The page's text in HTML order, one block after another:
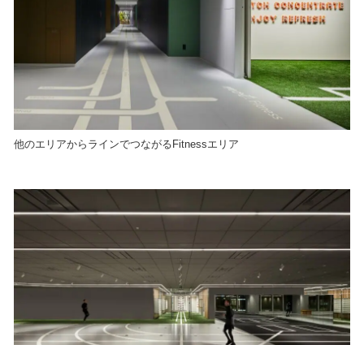
他のエリアからラインでつながるFitnessエリア